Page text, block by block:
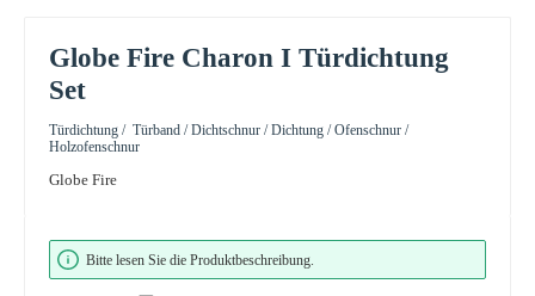
Globe Fire Charon I Türdichtung
Set
Türdichtung / Türband / Dichtschnur / Dichtung / Ofenschnur /
Holzofenschnur
Globe Fire
Bildergalerie überspringen
Bitte lesen Sie die Produktbeschreibung.